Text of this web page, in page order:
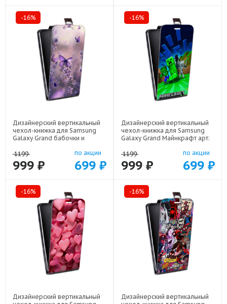
-16%
Дизайнерский вертикальный
чехол-книжка для Samsung
Galaxy Grand бабочки и
1199
999 ₽
по акции
699 ₽
-16%
Дизайнерский вертикальный
чехол-книжка для Samsung
Galaxy Grand Майнкрафт арт:
1199
999 ₽
по акции
699 ₽
-16%
Дизайнерский вертикальный
-16%
Дизайнерский вертикальный